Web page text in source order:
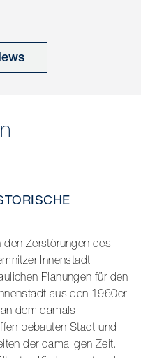
Des Weiteren
den Zerstörungen des
Innenstadt
Planungen für den
aus den 1960er
dem damals
bebauten Stadt und
der damaligen Zeit.